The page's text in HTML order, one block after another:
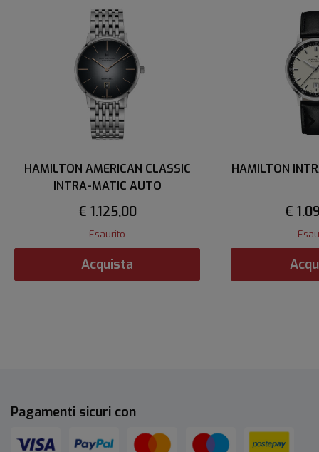
HAMILTON AMERICAN CLASSIC
INTRA-MATIC AUTO
€ 1.125,00
Esaurito
Acquista
HAMILTON
€
Pagamenti sicuri con